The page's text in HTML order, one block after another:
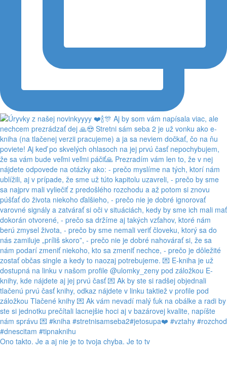
Ono takto. Je a aj nie je to tvoja chyba. Je to tv